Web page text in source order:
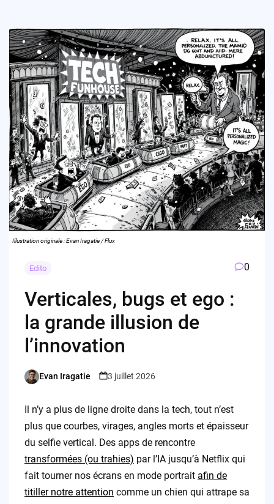
Illustration originale : Evan Iragatie / Flux
Edito 0
Verticales, bugs et ego :
la grande illusion de
l’innovation
Posted
Evan Iragatie 3 juillet 2026
Il n’y a plus de ligne droite dans la tech, tout n’est
plus que courbes, virages, angles morts et épaisseur
du selfie vertical. Des apps de rencontre
transformées (ou trahies) par l’IA jusqu’à Netflix qui
fait tourner nos écrans en mode portrait afin de
titiller notre attention comme un chien qui attrape sa